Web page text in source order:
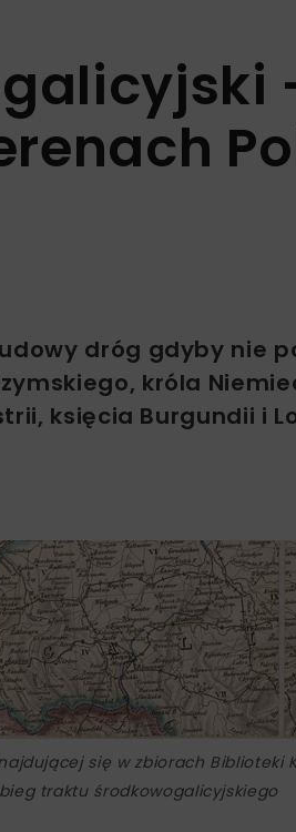
dróg gdyby nie
króla
księcia Burgundii i
się w zbiorach Biblioteki
traktu środkowogalicyjskiego